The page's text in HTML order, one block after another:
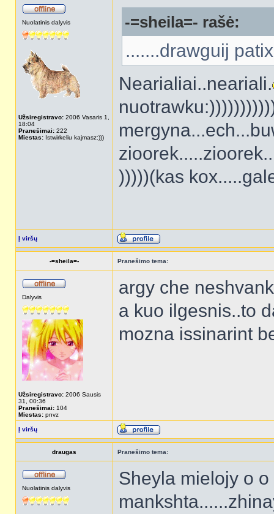
Nuolatinis dalyvis
Užsiregistravo: 2006 Vasaris 1,
18:04
Pranešimai: 222
Miestas: Istwirkeliu kajmasz:)))
-=sheila=- rašė:
.......drawguij
Nearialiai..neariali.
)))))(kas
Į viršų
-=sheila=- Pranešimo tema:
Dalyvis
Užsiregistravo: 2006 Sausis
31, 00:36
Pranešimai: 104
Miestas: pnvz
argy che
a kuo ilgesnis..to
mozna issinarint
Į viršų
draugas Pranešimo tema:
Nuolatinis dalyvis
Sheyla mielojy o